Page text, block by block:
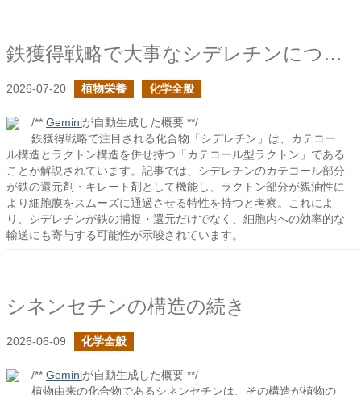
鉄獲得戦略で大事なシデレチンについて
2026-07-20 植物栄養 化学全般
/** Geminiが自動生成した概要 **/
鉄獲得戦略で注目される化合物「シデレチン」は、カテコー
ル構造とラクトン構造を併せ持つ「カテコール型ラクトン」である
ことが解説されています。記事では、シデレチンのカテコール部分
が鉄の還元剤・キレート剤として機能し、ラクトン部分が親油性に
より細胞膜をスムーズに通過させる特性を持つと考察。これによ
り、シデレチンが鉄の捕捉・還元だけでなく、細胞内への効率的な
輸送にも寄与する可能性が示唆されています。
シネンセチンの構造の続き
2026-06-09 化学全般
/** Geminiが自動生成した概要 **/
植物由来の化合物であるシネンセチンは、その構造が植物の